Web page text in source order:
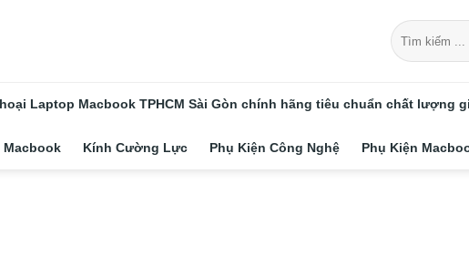
Tìm
kiếm:
Laptop Macbook TPHCM Sài Gòn chính hãng tiêu chuẩn chất lượng
Macbook Kính Cường Lực Phụ Kiện Công Nghệ Phụ Kiện